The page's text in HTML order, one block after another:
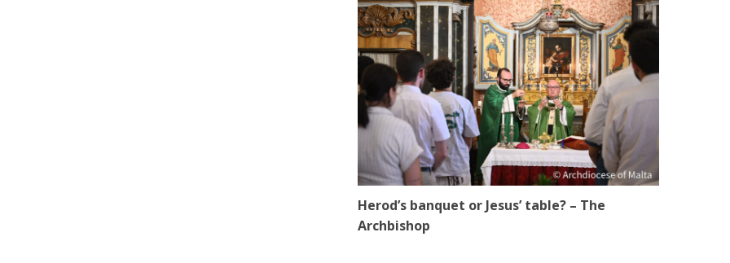
Herod’s banquet or Jesus’ table? – The
Archbishop